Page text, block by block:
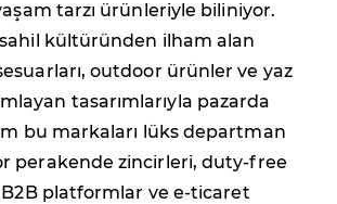
tarzı ürünleriyle biliniyor.
kültüründen ilham alan
outdoor ürünler ve yaz
tasarımlarıyla pazarda
bu markaları lüks departman
perakende zincirleri, duty-free
B2B platformlar ve e-ticaret